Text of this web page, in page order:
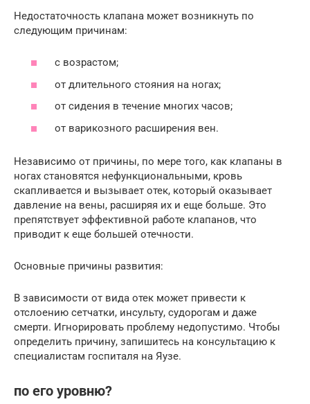
Недостаточность клапана может возникнуть по
следующим причинам:
с возрастом;
от длительного стояния на ногах;
от сидения в течение многих часов;
от варикозного расширения вен.
Независимо от причины, по мере того, как клапаны в
ногах становятся нефункциональными, кровь
скапливается и вызывает отек, который оказывает
давление на вены, расширяя их и еще больше. Это
препятствует эффективной работе клапанов, что
приводит к еще большей отечности.
Основные причины развития:
В зависимости от вида отек может привести к
отслоению сетчатки, инсульту, судорогам и даже
смерти. Игнорировать проблему недопустимо. Чтобы
определить причину, запишитесь на консультацию к
специалистам госпиталя на Яузе.
по его уровню?